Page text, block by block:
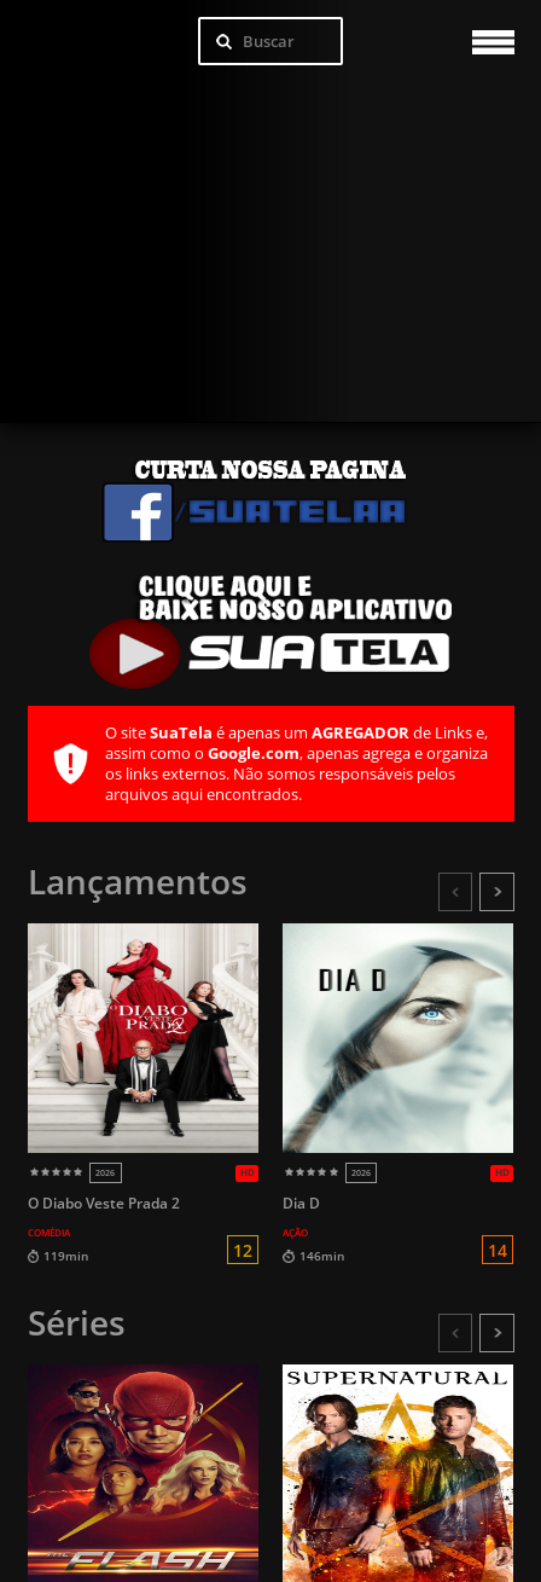
O site SuaTela é apenas um
assim como o Google.com
, apenas
os links externos. Não somos
arquivos aqui encontrados.
Lançamentos
O Diabo Veste Prada 2
COMÉDIA
119min 12
Dia D
AÇÃO
146min
Séries